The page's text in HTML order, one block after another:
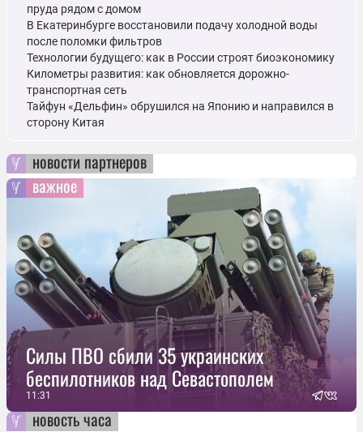
пруда рядом с домом
В Екатеринбурге восстановили подачу холодной воды
после поломки фильтров
Технологии будущего: как в России строят биоэкономику
Километры развития: как обновляется дорожно-
транспортная сеть
Тайфун «Дельфин» обрушился на Японию и направился в
сторону Китая
новости партнеров
важное
Силы ПВО сбили 35 украинских
беспилотников над Севастополем
11:31
новость часа